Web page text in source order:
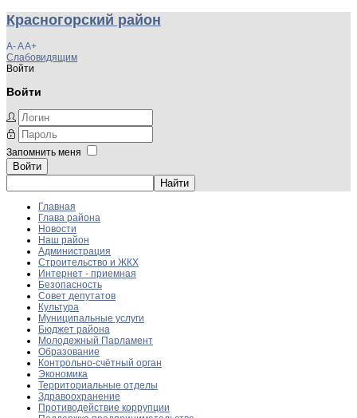
Красногорский район
A-AA+
Слабовидящим
Войти
Войти
Запомнить меня
Войти
Главная
Глава района
Новости
Наш район
Администрация
Строительство и ЖКХ
Интернет - приемная
Безопасность
Совет депутатов
Культура
Муниципальные услуги
Бюджет района
Молодежный Парламент
Образование
Контрольно-счётный орган
Экономика
Территориальные отделы
Здравоохранение
Противодействие коррупции